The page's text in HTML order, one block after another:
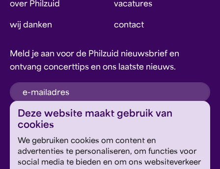
Deze website maakt gebruik van
cookies
We gebruiken cookies om content en
advertenties te personaliseren, om functies voor
social media te bieden en om ons websiteverkeer
over Philzuid vacatures
wij danken contact
Meld je aan voor de Philzuid nieuwsbrief en
ontvang concerttips en ons laatste nieuws.
inschrijven
Google's Privacyverklaring en Servicevoorwaarden
van toepassing.
Geef om Philzuid en steun ons!